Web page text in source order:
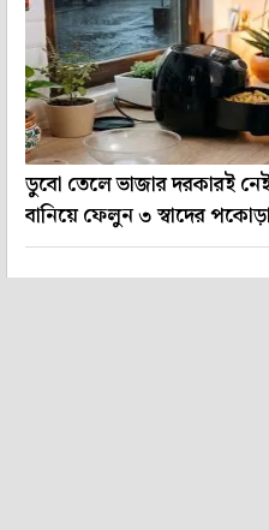
ডুবো তেলে ভাজার দরকারই নেই!
বানিয়ে ফেলুন ৩ স্বাদের পকোড়া